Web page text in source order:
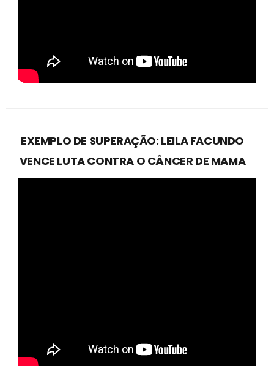
EXEMPLO DE SUPERAÇÃO: LEILA FACUNDO
VENCE LUTA CONTRA O CÂNCER DE MAMA